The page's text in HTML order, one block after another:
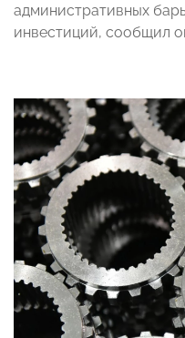
административных
инвестиций, сообщил